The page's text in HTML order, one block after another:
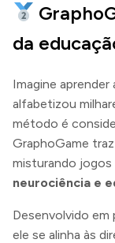
da
Imagine
alfabetizou
método é
GraphoGame
misturando
neurociência e
Desenvolvido em
ele se alinha às